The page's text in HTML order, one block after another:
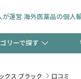
が運営 海外医薬品の個人
リーで探す
【週末限定
クス ブラック 口コミ